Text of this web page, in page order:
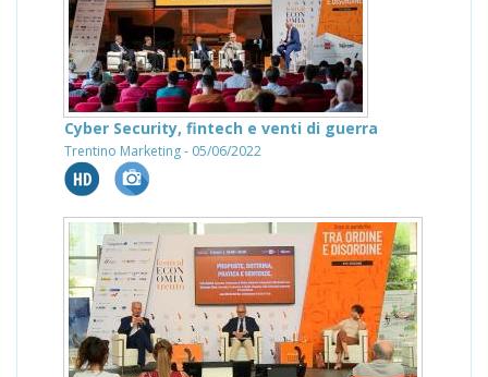
Cyber Security, fintech e venti di guerra
Trentino Marketing - 05/06/2022